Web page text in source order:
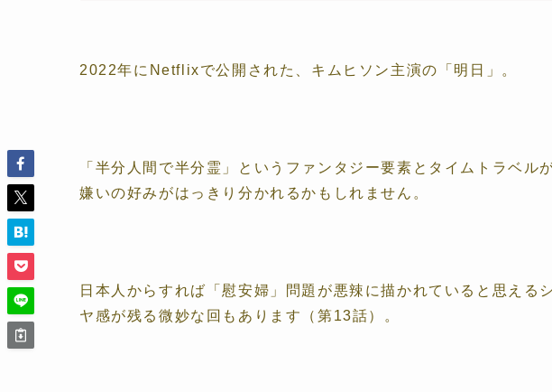
2022年にNetflixで公開された、キムヒソン主演の「明日」。
「半分人間で半分霊」というファンタジー要素とタイムトラベル
嫌いの好みがはっきり分かれるかもしれません。
日本人からすれば「慰安婦」問題が悪辣に描かれていると思える
ヤ感が残る微妙な回もあります（第13話）。